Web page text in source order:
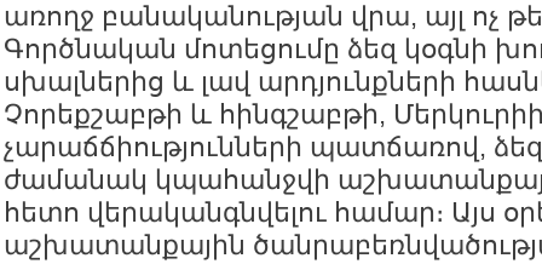
առողջ բանականության վրա, այլ ոչ
Գործնական մոտեցումը ձեզ կօգնի
սխալներից և լավ արդյունքների
Չորեքշաբթի և հինգշաբթի,
չարաճճիությունների պատճառով,
ժամանակ կպահանջվի
հետո վերականգնվելու համար։ Այս
աշխատանքային